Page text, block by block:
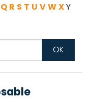
Q R S T U VWXY